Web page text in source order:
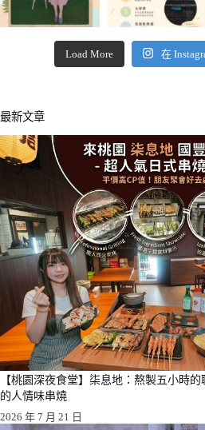
Load More 在
最新文章
【桃園深夜食堂】柒息地：熬製五小時
的人情味串燒
2026 年 7 月 21 日